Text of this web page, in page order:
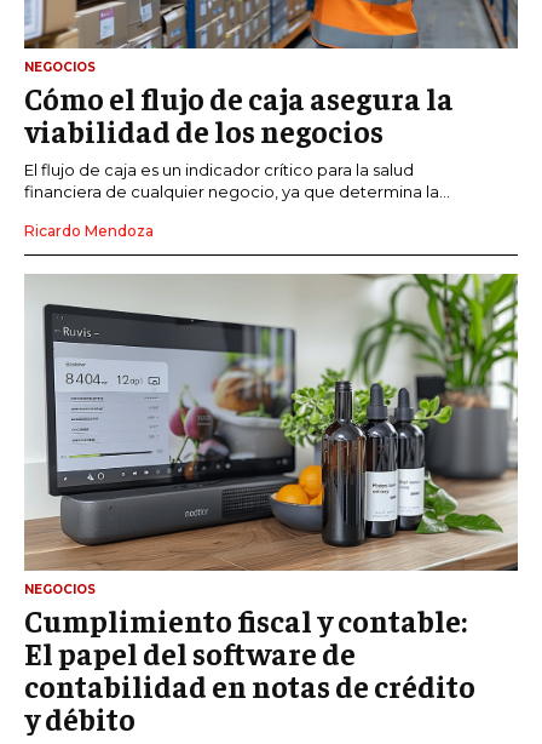
NEGOCIOS
Cómo el flujo de caja asegura la
viabilidad de los negocios
El flujo de caja es un indicador crítico para la salud
financiera de cualquier negocio, ya que determina la...
Ricardo Mendoza
NEGOCIOS
Cumplimiento fiscal y contable:
El papel del software de
contabilidad en notas de crédito
y débito